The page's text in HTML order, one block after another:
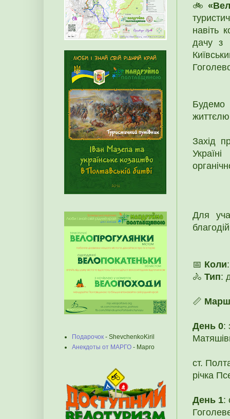
🚲
навіть
дачу з
Будемо
Захід
Для
📅 Коли
🚴 Тип:
📏
День 0:
ст.
річка
День 1:
Подарочок - ShevchenkoKiril
Анекдоты от МАРГО - Марго